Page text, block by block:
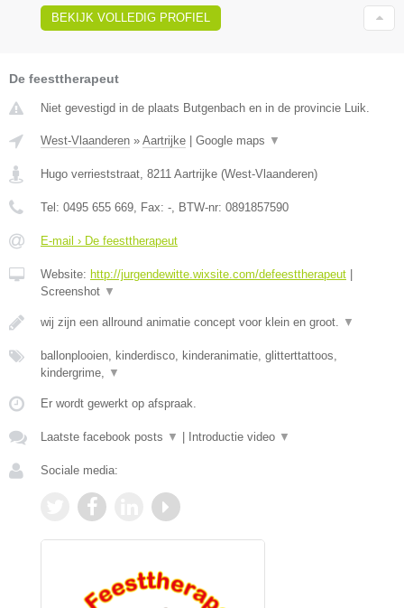
BEKIJK VOLLEDIG PROFIEL
De feesttherapeut
Niet gevestigd in de plaats Butgenbach en in de provincie Luik.
West-Vlaanderen » Aartrijke | Google maps ▼
Hugo verrieststraat 8211 Aartrijke (West-Vlaanderen)
Tel: 0495 655 669 , Fax: - , BTW-nr: 0891857590
E-mail › De feesttherapeut
Website: http://jurgendewitte.wixsite.com/defeesttherapeut |
Screenshot ▼
wij zijn een allround animatie concept voor klein en groot. ▼
ballonplooien, kinderdisco, kinderanimatie, glitterttattoos,
kindergrime,
▼
Er wordt gewerkt op afspraak.
Laatste facebook posts ▼ | Introductie video ▼
Sociale media: